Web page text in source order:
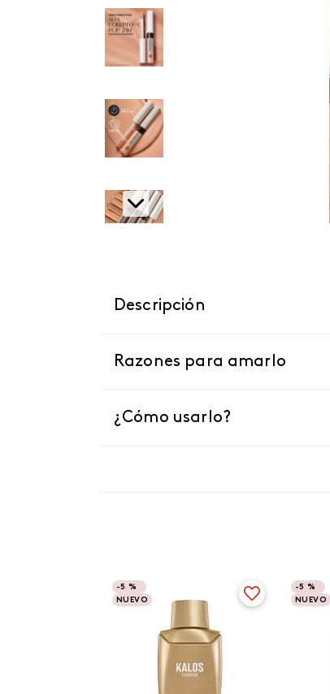
Descripción
Razones para amarlo
¿Cómo usarlo?
-5 %
NUEVO
-5 %
NUEVO